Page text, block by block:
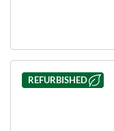
REFURBISHED